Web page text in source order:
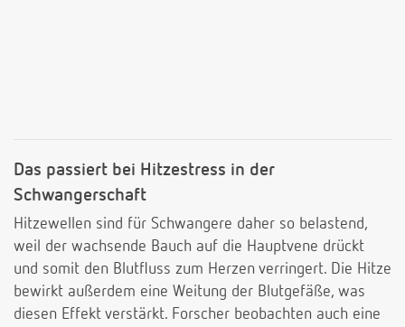
Das passiert bei Hitzestress in der
Schwangerschaft
Hitzewellen sind für Schwangere daher so belastend,
weil der wachsende Bauch auf die Hauptvene drückt
und somit den Blutfluss zum Herzen verringert. Die Hitze
bewirkt außerdem eine Weitung der Blutgefäße, was
diesen Effekt verstärkt. Forscher beobachten auch eine